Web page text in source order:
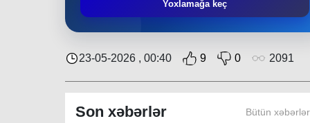
Yoxlamağa keç
23-05-2026 , 00:40 9 0 2091
Son xəbərlər Bütün xəbərlər
bundan sonra da sakinlərin sosial-rifah
Elmi-Praktik Məsələlər